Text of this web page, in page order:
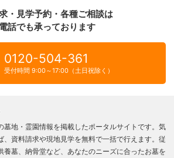
・見学予約・各種ご相談は
話でも承っております
0120-504-361
受付時間 9:00～17:00（土日祝除く）
墓地・霊園情報を掲載したポータルサイトです。気
、資料請求や現地見学を無料で一括で行えます。従
養墓、納骨堂など、あなたのニーズに合ったお墓を